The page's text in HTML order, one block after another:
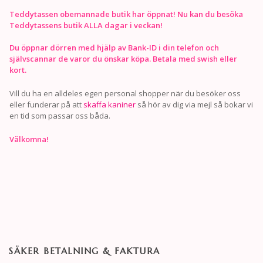
Teddytassen obemannade butik har öppnat! Nu kan du besöka
Teddytassens butik ALLA dagar i veckan!
Du öppnar dörren med hjälp av Bank-ID i din telefon och
självscannar de varor du önskar köpa. Betala med swish eller
kort.
Vill du ha en alldeles egen personal shopper när du besöker oss
eller funderar på att skaffa kaniner så hör av dig via mejl så bokar vi
en tid som passar oss båda.
Välkomna!
SÄKER BETALNING & FAKTURA